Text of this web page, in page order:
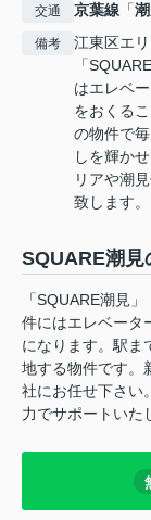
交通 京葉線 「
備考
江東区エ
「
はエレベ
をおくる
の物件で
しを輝か
リアや潮
致します。
SQUARE潮見
「SQUARE潮見
件にはエレベータ
になります。駅ま
地する物件です。
社にお任せ下さい
力でサポートいた